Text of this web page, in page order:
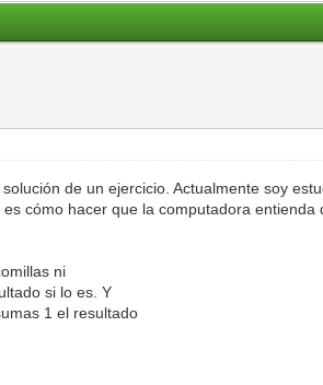
de un ejercicio. Actualmente soy
cómo hacer que la computadora
ni
si lo es. Y
1 el resultado